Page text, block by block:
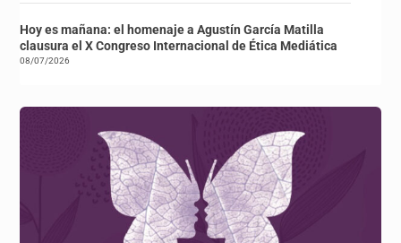
Hoy es mañana: el homenaje a Agustín García Matilla
clausura el X Congreso Internacional de Ética Mediática
08/07/2026